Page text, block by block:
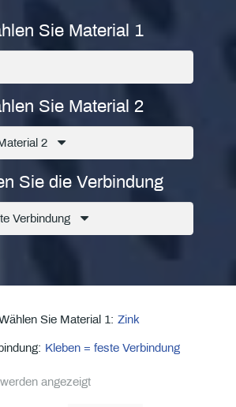
Sie Material 1
Sie Material 2
2
Sie die Verbindung
Verbindung
Sie Material 1: Zink
Kleben = feste Verbindung
angezeigt